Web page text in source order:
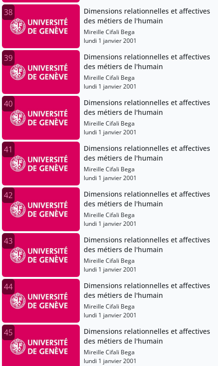
38
Dimensions relationnelles et affectives
des métiers de l'humain
Mireille Cifali Bega
lundi 1 janvier 2001
39
Dimensions relationnelles et affectives
des métiers de l'humain
Mireille Cifali Bega
lundi 1 janvier 2001
40
Dimensions relationnelles et affectives
des métiers de l'humain
Mireille Cifali Bega
lundi 1 janvier 2001
41
Dimensions relationnelles et affectives
des métiers de l'humain
Mireille Cifali Bega
lundi 1 janvier 2001
42
Dimensions relationnelles et affectives
des métiers de l'humain
Mireille Cifali Bega
lundi 1 janvier 2001
43
Dimensions relationnelles et affectives
des métiers de l'humain
Mireille Cifali Bega
lundi 1 janvier 2001
44
Dimensions relationnelles et affectives
des métiers de l'humain
Mireille Cifali Bega
lundi 1 janvier 2001
45
Dimensions relationnelles et affectives
des métiers de l'humain
Mireille Cifali Bega
lundi 1 janvier 2001